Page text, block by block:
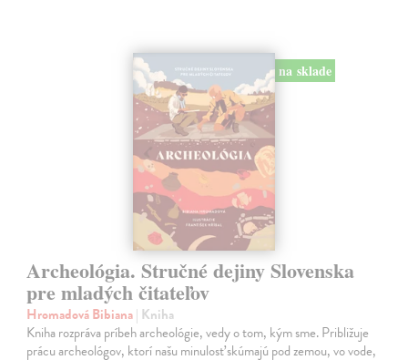
na sklade
Archeológia. Stručné dejiny Slovenska
pre mladých čitateľov
Hromadová Bibiana| Kniha
Kniha rozpráva príbeh archeológie, vedy o tom, kým sme. Približuje
prácu archeológov, ktorí našu minulosť skúmajú pod zemou, vo vode,